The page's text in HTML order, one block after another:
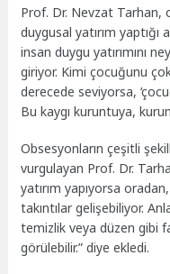
Prof. Dr. Nevzat Tarhan,
duygusal yatırım
insan duygu yatırımını
giriyor. Kimi çocuğunu
derecede seviyorsa,
Bu kaygı kuruntuya,
Obsesyonların çeşitli
vurgulayan Prof. Dr.
yatırım yapıyorsa
takıntılar gelişebiliyor.
temizlik veya düzen gibi
görülebilir.” diye ekledi.